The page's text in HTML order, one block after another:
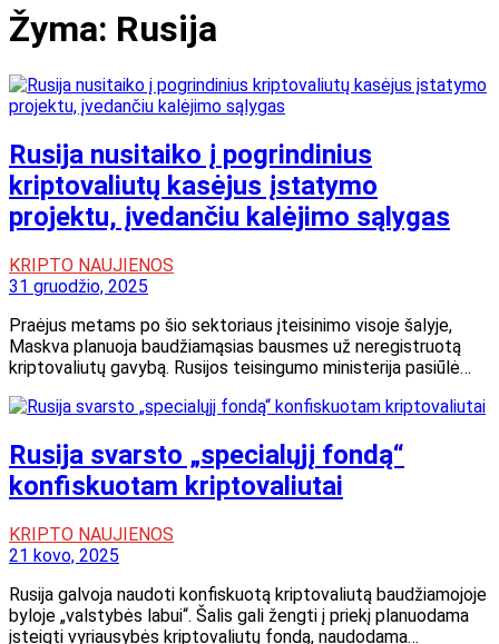
Žyma: Rusija
Rusija nusitaiko į pogrindinius
kriptovaliutų kasėjus įstatymo
projektu, įvedančiu kalėjimo sąlygas
KRIPTO NAUJIENOS
31 gruodžio, 2025
Praėjus metams po šio sektoriaus įteisinimo visoje šalyje,
Maskva planuoja baudžiamąsias bausmes už neregistruotą
kriptovaliutų gavybą. Rusijos teisingumo ministerija pasiūlė…
Rusija svarsto „specialųjį fondą“
konfiskuotam kriptovaliutai
KRIPTO NAUJIENOS
21 kovo, 2025
Rusija galvoja naudoti konfiskuotą kriptovaliutą baudžiamojoje
byloje „valstybės labui“. Šalis gali žengti į priekį planuodama
įsteigti vyriausybės kriptovaliutų fondą, naudodama…